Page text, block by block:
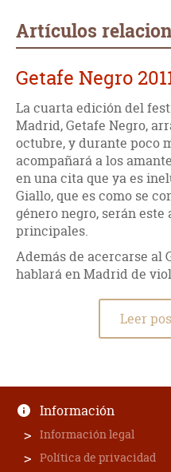
Artículos
Getafe Negro
La cuarta edición del
Madrid, Getafe Negro,
octubre, y durante poco
acompañará a los
en una cita que ya es
Giallo, que es como se
género negro, serán
principales.
Además de acercarse al
hablará en Madrid de
Leer
Información
Información legal
Política de privacidad